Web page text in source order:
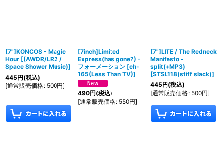
[7"]KONCOS - Magic
Hour [(AWDR/LR2 /
Space Shower Music)]
445円(税込)
[通常販売価格: 500円]
[7inch]Limited
Express(has gone?) -
フォーメーション [ch-
165(Less Than TV)]
490円(税込)
[通常販売価格: 550円]
[7"]LITE / The Redneck
Manifesto -
split(+MP3)
[STSL118(stiff slack)]
445円(税込)
[通常販売価格: 500円]